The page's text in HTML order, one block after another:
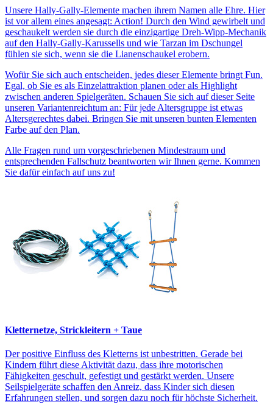
Unsere Hally-Gally-Elemente machen ihrem Namen alle Ehre. Hier
ist vor allem eines angesagt: Action! Durch den Wind gewirbelt und
geschaukelt werden sie durch die einzigartige Dreh-Wipp-Mechanik
auf den Hally-Gally-Karussells und wie Tarzan im Dschungel
fühlen sie sich, wenn sie die Lianenschaukel erobern.
Wofür Sie sich auch entscheiden, jedes dieser Elemente bringt Fun.
Egal, ob Sie es als Einzelattraktion planen oder als Highlight
zwischen anderen Spielgeräten. Schauen Sie sich auf dieser Seite
unseren Variantenreichtum an: Für jede Altersgruppe ist etwas
Altersgerechtes dabei. Bringen Sie mit unseren bunten Elementen
Farbe auf den Plan.
Alle Fragen rund um vorgeschriebenen Mindestraum und
entsprechenden Fallschutz beantworten wir Ihnen gerne. Kommen
Sie dafür einfach auf uns zu!
Kletternetze, Strickleitern + Taue
Der positive Einfluss des Kletterns ist unbestritten. Gerade bei
Kindern führt diese Aktivität dazu, dass ihre motorischen
Fähigkeiten geschult, gefestigt und gestärkt werden. Unsere
Seilspielgeräte schaffen den Anreiz, dass Kinder sich diesen
Erfahrungen stellen, und sorgen dazu noch für höchste Sicherheit.